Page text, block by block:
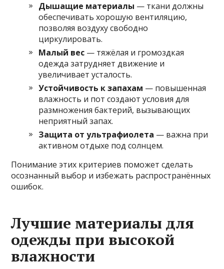
Дышащие материалы — ткани должны
обеспечивать хорошую вентиляцию,
позволяя воздуху свободно
циркулировать.
Малый вес — тяжёлая и громоздкая
одежда затрудняет движение и
увеличивает усталость.
Устойчивость к запахам — повышенная
влажность и пот создают условия для
размножения бактерий, вызывающих
неприятный запах.
Защита от ультрафиолета — важна при
активном отдыхе под солнцем.
Понимание этих критериев поможет сделать
осознанный выбор и избежать распространённых
ошибок.
Лучшие материалы для
одежды при высокой
влажности